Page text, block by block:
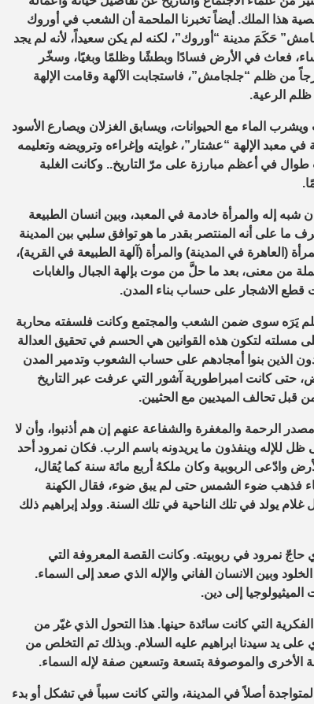
هذا الملك. أيضاً تخبرنا الملحمة أن الشعب في أوروك
حَكَمَ مدينة “أوروك”، لكنه لم يكن سعيداً، لأنه لم يجد
فعاث في الأرض فسادًا وبطشًا وظلمًا وبغيًا، وسخّر
من ظلم “جلجامش”، فاستجابت الآلهة وقامت الإلهة
الرعية.
الماء مع الحيوانات، ويسابق الغزلان ويصارع الأسود
الإلهة “عشتار”، غوايته وإغراءه وترويضه وتعليمه
في أعظم مبارزة على مرّ التاريخ.. وكانت الغلبة
شبه إله والمرأة خادمة في المعبد، وبين انسان الطبيعة
ما على أنه المنتصر بقدر ما هو توافق سلبي بين المدينة
(العاهرة في المدينة) والمرأة (آلهة الطبيعة في القرية)،
من معنى، بعد ما حلَّ من موت بإلهة الجبال والغابات
قطع الاشجار على حساب بناء المدن.
يَرَه سوى ضمن الشعب والمجتمع وكانت فلسفته محاربة
مسلته لتكون هذه القوانين هي الحسم في تحقيق العدالة
الذين بنوا أمجادهم على حساب الشعوب وتدمير المدن
حتى كانت امبراطورية آشور التي عرفت عبر التاريخ
قبل تحالف الميديين مع الحثيين.
الرحمة والمغفرة والشفاعة عنهم إن هم أذنبوا، وأن لا
ظل للإله وينفذون ما يريدونه باسم الرب. فكان نمرود أحد
وادّعى الربوبية وكان ملكهُ أربع مائة سنة كما يُقال،
فذهب ضوء الشمس حتى لم يبق ضوء، فقال الكهنة
يولد في تلك الناحية في تلك السنة. وولد إبراهيم ذلك
حاجّ نمرود في ربوبيته. وكانت القصة المعروفة التي
وبين الانسان الفاني والإله الذي صعد إلى السماء.
إلى دين.
التي كانت سائدة حينها. هذا التحول الذي غيّر من
على يد سيدنا ابراهيم عليه السلام. وبذلك تم التخلص من
الأخرى والموصوفة بتسعة وتسعين صفة لإله السماء.
أصلاً في المدينة، والتي كانت سبباً في تشكل أو بدء